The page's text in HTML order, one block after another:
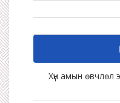
Хүн амын өвчлөл